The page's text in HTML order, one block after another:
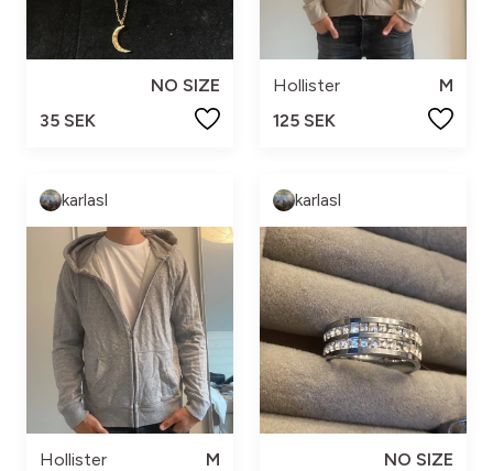
NO SIZE
35 SEK
Hollister
M
125 SEK
karlasl
Hollister
M
karlasl
NO SIZE